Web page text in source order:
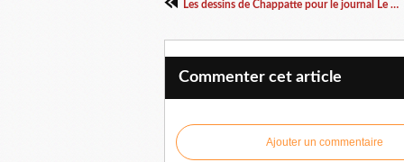
Les dessins de Chappatte pour le journal Le Temps
Commenter cet article
Ajouter un commentaire